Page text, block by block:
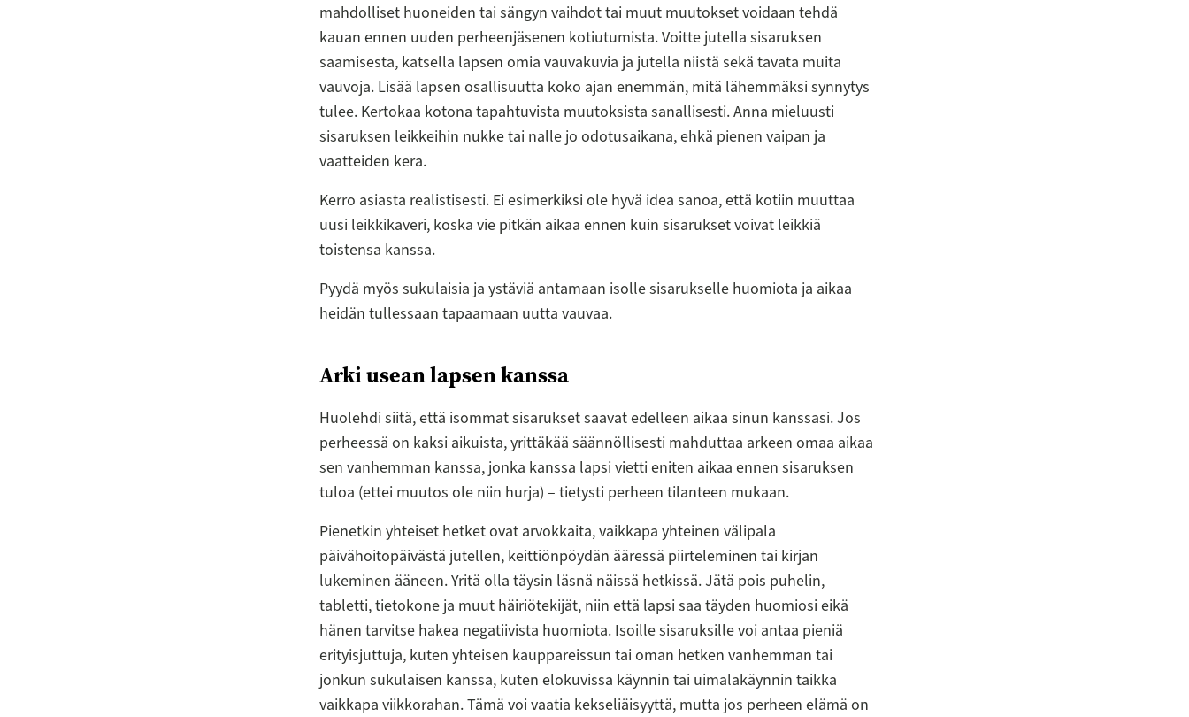
mahdolliset huoneiden tai sängyn vaihdot tai muut muutokset voidaan tehdä
kauan ennen uuden perheenjäsenen kotiutumista. Voitte jutella sisaruksen
saamisesta, katsella lapsen omia vauvakuvia ja jutella niistä sekä tavata muita
vauvoja. Lisää lapsen osallisuutta koko ajan enemmän, mitä lähemmäksi synnytys
tulee. Kertokaa kotona tapahtuvista muutoksista sanallisesti. Anna mieluusti
sisaruksen leikkeihin nukke tai nalle jo odotusaikana, ehkä pienen vaipan ja
vaatteiden kera.
Kerro asiasta realistisesti. Ei esimerkiksi ole hyvä idea sanoa, että kotiin muuttaa
uusi leikkikaveri, koska vie pitkän aikaa ennen kuin sisarukset voivat leikkiä
toistensa kanssa.
Pyydä myös sukulaisia ja ystäviä antamaan isolle sisarukselle huomiota ja aikaa
heidän tullessaan tapaamaan uutta vauvaa.
Arki usean lapsen kanssa
Huolehdi siitä, että isommat sisarukset saavat edelleen aikaa sinun kanssasi. Jos
perheessä on kaksi aikuista, yrittäkää säännöllisesti mahduttaa arkeen omaa aikaa
sen vanhemman kanssa, jonka kanssa lapsi vietti eniten aikaa ennen sisaruksen
tuloa (ettei muutos ole niin hurja) – tietysti perheen tilanteen mukaan.
Pienetkin yhteiset hetket ovat arvokkaita, vaikkapa yhteinen välipala
päivähoitopäivästä jutellen, keittiönpöydän ääressä piirteleminen tai kirjan
lukeminen ääneen. Yritä olla täysin läsnä näissä hetkissä. Jätä pois puhelin,
tabletti, tietokone ja muut häiriötekijät, niin että lapsi saa täyden huomiosi eikä
hänen tarvitse hakea negatiivista huomiota. Isoille sisaruksille voi antaa pieniä
erityisjuttuja, kuten yhteisen kauppareissun tai oman hetken vanhemman tai
jonkun sukulaisen kanssa, kuten elokuvissa käynnin tai uimalakäynnin taikka
vaikkapa viikkorahan. Tämä voi vaatia kekseliäisyyttä, mutta jos perheen elämä on